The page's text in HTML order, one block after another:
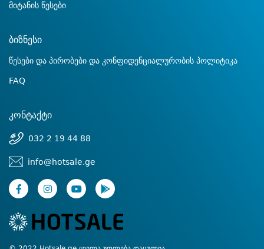
მიტანის წესები
ბიზნესი
წესები და პირობები და კონფიდენციალურობის პოლიტიკა
FAQ
კონტაქტი
032 2 19 44 88
info@hotsale.ge